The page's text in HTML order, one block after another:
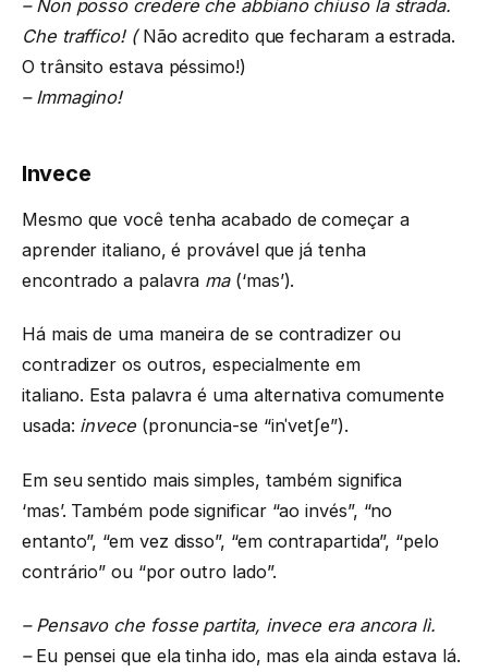
– Non posso credere che abbiano chiuso la strada.
Che traffico! (Não acredito que fecharam a estrada.
O trânsito estava péssimo!)
– Immagino!
Invece
Mesmo que você tenha acabado de começar a
aprender italiano, é provável que já tenha
encontrado a palavra ma(‘mas’).
Há mais de uma maneira de se contradizer ou
contradizer os outros, especialmente em
italiano. Esta palavra é uma alternativa comumente
usada: invece(pronuncia-se “inˈvetʃe”).
Em seu sentido mais simples, também significa
‘mas’. Também pode significar “ao invés”, “no
entanto”, “em vez disso”, “em contrapartida”, “pelo
contrário” ou “por outro lado”.
– Pensavo che fosse partita, invece era ancora lì.
–Eu pensei que ela tinha ido, mas ela ainda estava lá.